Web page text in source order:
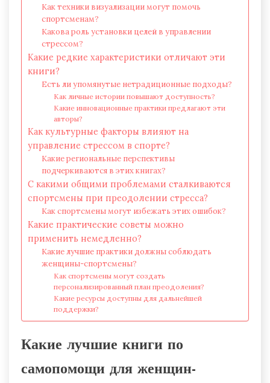
Как техники визуализации могут помочь
спортсменам?
Какова роль установки целей в управлении
стрессом?
Какие редкие характеристики отличают эти
книги?
Есть ли упомянутые нетрадиционные подходы?
Как личные истории повышают доступность?
Какие инновационные практики предлагают эти
авторы?
Как культурные факторы влияют на
управление стрессом в спорте?
Какие региональные перспективы
подчеркиваются в этих книгах?
С какими общими проблемами сталкиваются
спортсмены при преодолении стресса?
Как спортсмены могут избежать этих ошибок?
Какие практические советы можно
применить немедленно?
Какие лучшие практики должны соблюдать
женщины-спортсмены?
Как спортсмены могут создать
персонализированный план преодоления?
Какие ресурсы доступны для дальнейшей
поддержки?
Какие лучшие книги по
самопомощи для женщин-